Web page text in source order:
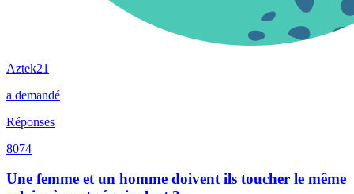
Aztek21
a demandé
Réponses
8074
Une femme et un homme doivent ils toucher le même